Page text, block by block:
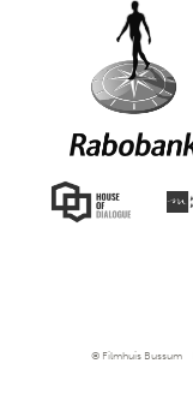
© Filmhuis Bussum